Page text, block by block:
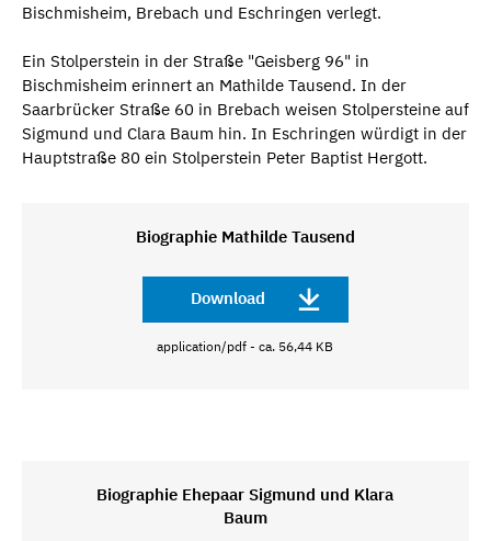
Bischmisheim, Brebach und Eschringen verlegt.
Ein Stolperstein in der Straße "Geisberg 96" in
Bischmisheim erinnert an Mathilde Tausend. In der
Saarbrücker Straße 60 in Brebach weisen Stolpersteine auf
Sigmund und Clara Baum hin. In Eschringen würdigt in der
Hauptstraße 80 ein Stolperstein Peter Baptist Hergott.
Biographie Mathilde Tausend
Download
application/pdf - ca. 56,44 KB
Biographie Ehepaar Sigmund und Klara
Baum